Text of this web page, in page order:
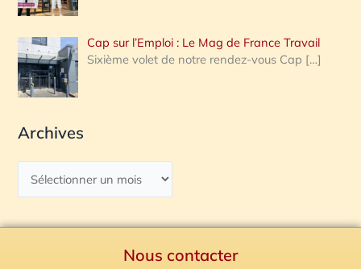
Cap sur l’Emploi : Le Mag de France Travail
Sixième volet de notre rendez-vous Cap […]
Archives
Nous contacter